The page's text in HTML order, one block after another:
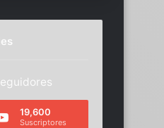
19,600
Suscriptores